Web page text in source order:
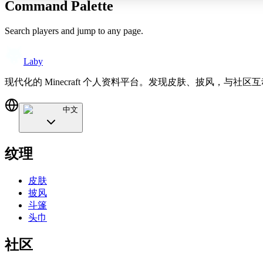
Command Palette
Search players and jump to any page.
Laby
现代化的 Minecraft 个人资料平台。发现皮肤、披风，与社区
中文
纹理
皮肤
披风
斗篷
头巾
社区